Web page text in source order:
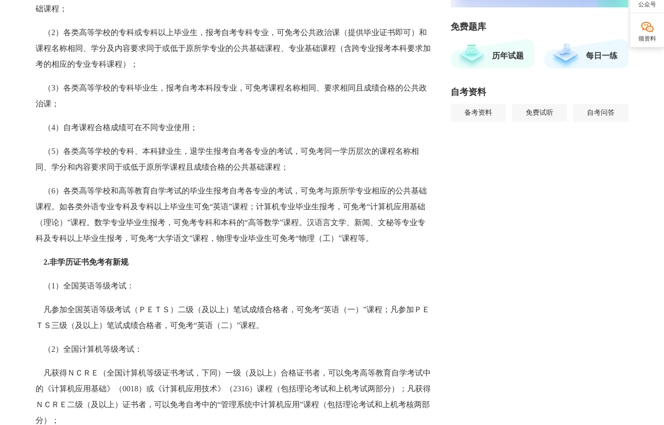
础课程；
（2）各类高等学校的专科或专科以上毕业生，报考自考专科专业，可免考公共政治课（提供毕业证书即可）和
课程名称相同、学分及内容要求同于或低于原所学专业的公共基础课程、专业基础课程（含跨专业报考本科要求加
考的相应的专业专科课程）；
（3）各类高等学校的专科毕业生，报考自考本科段专业，可免考课程名称相同、要求相同且成绩合格的公共政
治课；
（4）自考课程合格成绩可在不同专业使用；
（5）各类高等学校的专科、本科肄业生，退学生报考自考各专业的考试，可免考同一学历层次的课程名称相
同、学分和内容要求同于或低于原所学课程且成绩合格的公共基础课程；
（6）各类高等学校和高等教育自学考试的毕业生报考自考各专业的考试，可免考与原所学专业相应的公共基础
课程。如各类外语专业专科及专科以上毕业生可免“英语”课程；计算机专业毕业生报考，可免考“计算机应用基础
（理论）”课程。数学专业毕业生报考，可免考专科和本科的“高等数学”课程。汉语言文学、新闻、文秘等专业专
科及专科以上毕业生报考，可免考“大学语文”课程，物理专业毕业生可免考“物理（工）”课程等。
2.非学历证书免考有新规
（1）全国英语等级考试：
凡参加全国英语等级考试（ＰＥＴＳ）二级（及以上）笔试成绩合格者，可免考“英语（一）”课程；凡参加ＰＥ
ＴＳ三级（及以上）笔试成绩合格者，可免考“英语（二）”课程。
（2）全国计算机等级考试：
凡获得ＮＣＲＥ（全国计算机等级证书考试，下同）一级（及以上）合格证书者，可以免考高等教育自学考试中
的《计算机应用基础》（0018）或《计算机应用技术》（2316）课程（包括理论考试和上机考试两部分）；凡获得
ＮＣＲＥ二级（及以上）证书者，可以免考自考中的“管理系统中计算机应用”课程（包括理论考试和上机考核两部
分）；
免费题库
历年试题 每日一练
自考资料
备考资料 免费试听 自考问答
公众号
领资料